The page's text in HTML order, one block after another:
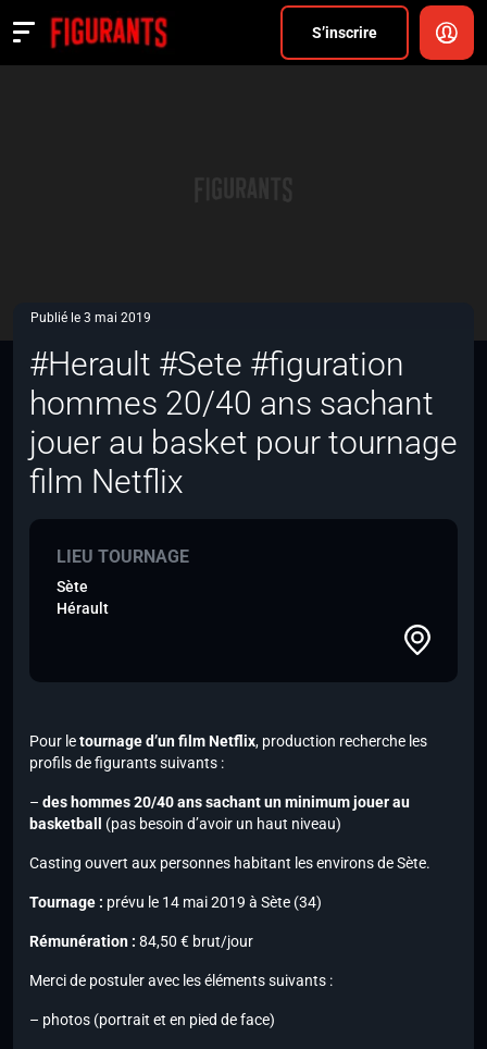
S’inscrire
Actualités
Publié le 3 mai 2019
#Herault #Sete #figuration
hommes 20/40 ans sachant
jouer au basket pour tournage
film Netflix
LIEU TOURNAGE
Sète
Hérault
Pour letournage d’un film Netflix, production recherche les
profils de figurants suivants :
– des hommes 20/40 ans sachant un minimum jouer au
basketball
(pas besoin d’avoir un haut niveau)
Casting ouvert aux personnes habitant les environs de Sète.
Tournage : prévu le 14 mai 2019 à Sète (34)
Rémunération : 84,50 € brut/jour
Merci de postuler avec les éléments suivants :
– photos (portrait et en pied de face)